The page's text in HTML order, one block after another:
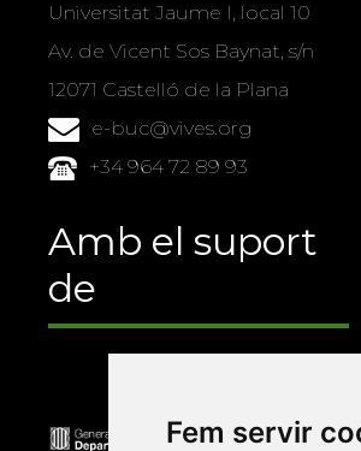
Fem servir
Universitat Jaume I, local 10
Av. de Vicent Sos Baynat, s/n
12071 Castelló de la Plana
e-buc@vives.org
+34 964 72 89 93
Amb el suport
de